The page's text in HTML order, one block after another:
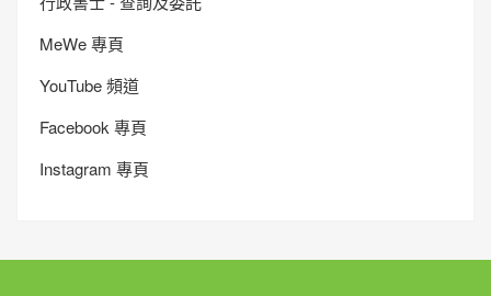
MeWe 專頁
YouTube 頻道
Facebook 專頁
Instagram 專頁